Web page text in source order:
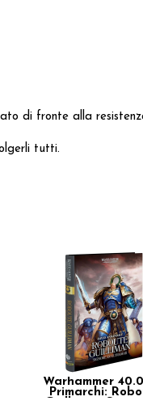
di fronte alla
tutti.
Warhammer
Primarchi: